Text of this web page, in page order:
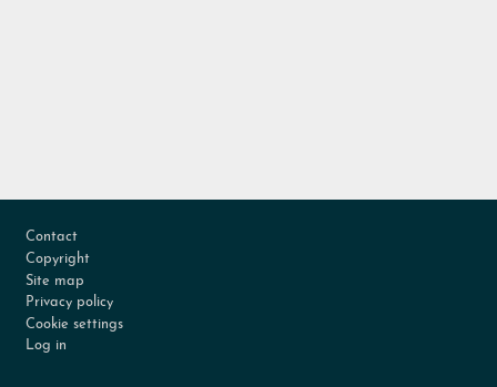
Contact
Copyright
Site map
Privacy policy
Cookie settings
Log in